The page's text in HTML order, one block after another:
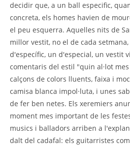
decidir que, a un ball especific,
concreta, els homes havien de
el peu esquerra. Aquelles nits de
millor vestit, no el de cada
d'específic, un d'especial, un vestit
comentaris del estil "quin al·lot
calçons de colors lluents, faixa i
camisa blanca impol·luta, i unes
de fer ben netes. Els xeremiers
moment mes important de les
musics i balladors arriben a
dalt del cadafal: els guitarristes